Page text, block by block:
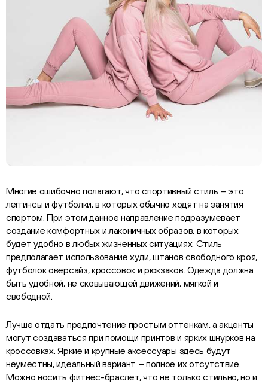
Многие ошибочно полагают, что спортивный стиль – это
леггинсы и футболки, в которых обычно ходят на занятия
спортом. При этом данное направление подразумевает
создание комфортных и лаконичных образов, в которых
будет удобно в любых жизненных ситуациях. Стиль
предполагает использование худи, штанов свободного кроя,
футболок оверсайз, кроссовок и рюкзаков. Одежда должна
быть удобной, не сковывающей движений, мягкой и
свободной.
Лучше отдать предпочтение простым оттенкам, а акценты
могут создаваться при помощи принтов и ярких шнурков на
кроссовках. Яркие и крупные аксессуары здесь будут
неуместны, идеальный вариант – полное их отсутствие.
Можно носить фитнес-браслет, что не только стильно, но и